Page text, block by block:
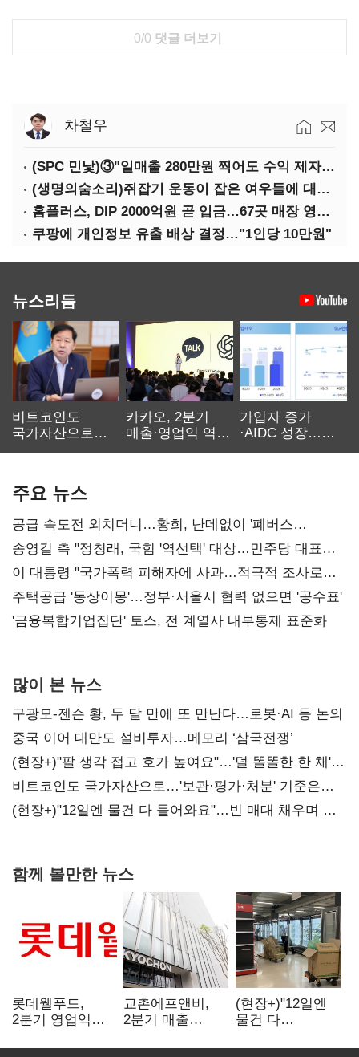
0/0 댓글 더보기
차철우
(SPC 민낯)③"일매출 280만원 찍어도 수익 제자리"…점주 울리는 '상시 할인'
(생명의숨소리)쥐잡기 운동이 잡은 여우들에 대하여
홈플러스, DIP 2000억원 곧 입금…67곳 매장 영업 재개 예정
쿠팡에 개인정보 유출 배상 결정…"1인당 10만원"
뉴스리듬
비트코인도
국가자산으로…'
카카오, 2분기
매출·영업익 역대
가입자 증가
·AIDC 성장…
주요 뉴스
공급 속도전 외치더니…황희, 난데없이 '폐버스
리모델링' 제안
송영길 측 "정청래, 국힘 '역선택' 대상…민주당 대표로
총선 지휘 못해"
이 대통령 "국가폭력 피해자에 사과…적극적 조사로
진실 밝혀야"
주택공급 '동상이몽'…정부·서울시 협력 없으면 '공수표'
'금융복합기업집단' 토스, 전 계열사 내부통제 표준화
많이 본 뉴스
구광모-젠슨 황, 두 달 만에 또 만난다…로봇·AI 등 논의
중국 이어 대만도 설비투자…메모리 ‘삼국전쟁’
(현장+)"팔 생각 접고 호가 높여요"…'덜 똘똘한 한 채'
20억 키맞추기
비트코인도 국가자산으로…'보관·평가·처분' 기준은
숙제
(현장+)"12일엔 물건 다 들어와요"…빈 매대 채우며 문
함께 볼만한 뉴스
롯데웰푸드,
2분기 영업익
사업이 실적 견인
교촌에프앤비,
2분기 매출
전년보다 4.9%↑
(현장+)"12일엔
물건 다
매대 채우며 문